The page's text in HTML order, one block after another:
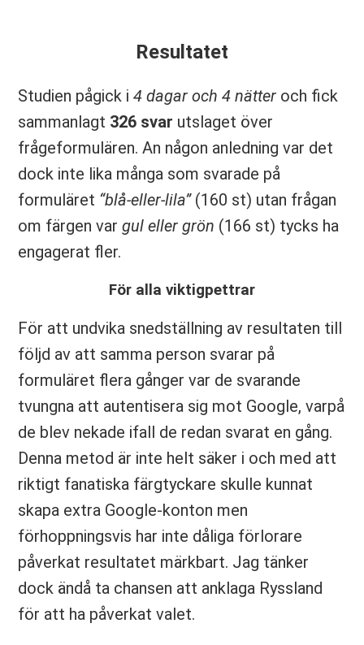
Resultatet
Studien pågick i4 dagar och 4 nätter och fick
sammanlagt 326 svar utslaget över
frågeformulären. An någon anledning var det
dock inte lika många som svarade på
formuläret “blå-eller-lila”(160 st) utan frågan
om färgen vargul eller grön (166 st) tycks ha
engagerat fler.
För alla viktigpettrar
För att undvika snedställning av resultaten till
följd av att samma person svarar på
formuläret flera gånger var de svarande
tvungna att autentisera sig mot Google, varpå
de blev nekade ifall de redan svarat en gång.
Denna metod är inte helt säker i och med att
riktigt fanatiska färgtyckare skulle kunnat
skapa extra Google-konton men
förhoppningsvis har inte dåliga förlorare
påverkat resultatet märkbart. Jag tänker
dock ändå ta chansen att anklaga Ryssland
för att ha påverkat valet.